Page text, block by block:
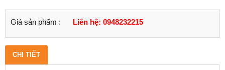
Giá sản phẩm : Liên hệ: 0948232215
CHI TIẾT